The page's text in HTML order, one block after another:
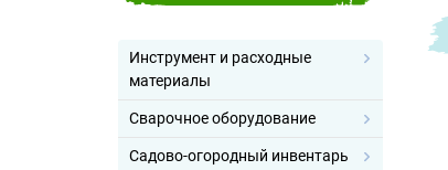
Инструмент и расходные
материалы
Сварочное оборудование
Садово-огородный инвентарь